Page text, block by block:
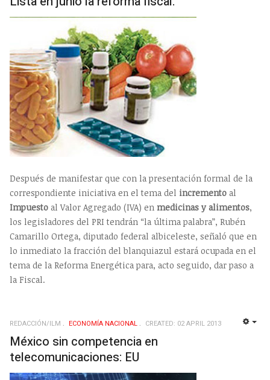
Después de manifestar que con la presentación formal de la
correspondiente iniciativa en el tema del incremento al
Impuesto al Valor Agregado (IVA) en medicinas y alimentos,
los legisladores del PRI tendrán “la última palabra”, Rubén
Camarillo Ortega, diputado federal albiceleste, señaló que en
lo inmediato la fracción del blanquiazul estará ocupada en el
tema de la Reforma Energética para, acto seguido, dar paso a
la Fiscal.
REDACCIÓN/ILM ECONOMÍ­A NACIONAL CREATED: 02 APRIL 2013
México sin competencia en
telecomunicaciones: EU